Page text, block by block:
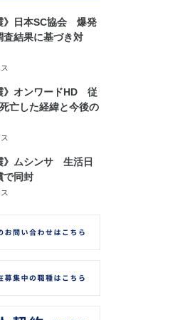
》日本SC協会 爆発
査結果に基づき対
》オンワードHD 従
亡した経緯と今後の
》ムシンサ 生活日
で同封